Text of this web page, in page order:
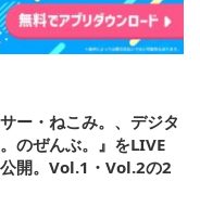
ー・ねこみ。、デジタ
のぜんぶ。』をLIVE
開。Vol.1・Vol.2の2